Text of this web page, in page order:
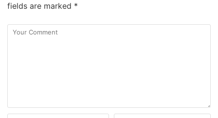
fields are marked *